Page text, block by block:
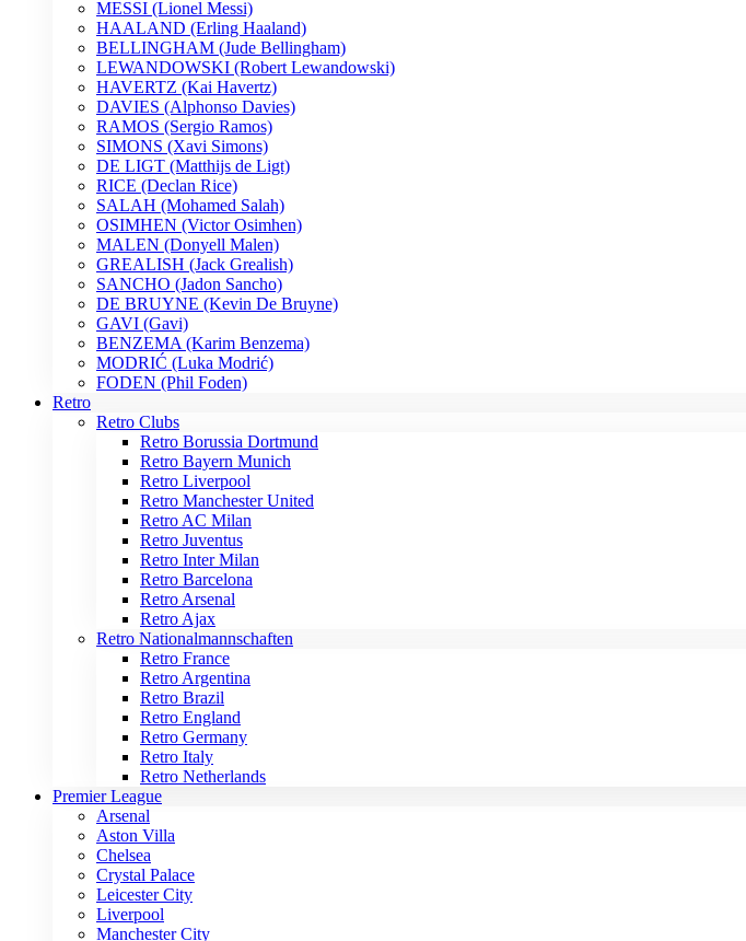
MESSI (Lionel Messi)
HAALAND (Erling Haaland)
BELLINGHAM (Jude Bellingham)
LEWANDOWSKI (Robert Lewandowski)
HAVERTZ (Kai Havertz)
DAVIES (Alphonso Davies)
RAMOS (Sergio Ramos)
SIMONS (Xavi Simons)
DE LIGT (Matthijs de Ligt)
RICE (Declan Rice)
SALAH (Mohamed Salah)
OSIMHEN (Victor Osimhen)
MALEN (Donyell Malen)
GREALISH (Jack Grealish)
SANCHO (Jadon Sancho)
DE BRUYNE (Kevin De Bruyne)
GAVI (Gavi)
BENZEMA (Karim Benzema)
MODRIĆ (Luka Modrić)
FODEN (Phil Foden)
Retro
Retro Clubs
Retro Borussia Dortmund
Retro Bayern Munich
Retro Liverpool
Retro Manchester United
Retro AC Milan
Retro Juventus
Retro Inter Milan
Retro Barcelona
Retro Arsenal
Retro Ajax
Retro Nationalmannschaften
Retro France
Retro Argentina
Retro Brazil
Retro England
Retro Germany
Retro Italy
Retro Netherlands
Premier League
Arsenal
Aston Villa
Chelsea
Crystal Palace
Leicester City
Liverpool
Manchester City